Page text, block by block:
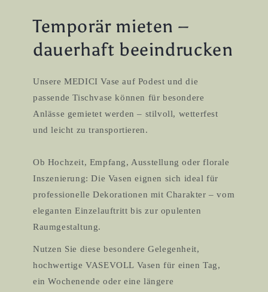
Temporär mieten –
dauerhaft beeindrucken
Unsere MEDICI Vase auf Podest und die
passende Tischvase können für besondere
Anlässe gemietet werden – stilvoll, wetterfest
und leicht zu transportieren.
Ob Hochzeit, Empfang, Ausstellung oder florale
Inszenierung: Die Vasen eignen sich ideal für
professionelle Dekorationen mit Charakter – vom
eleganten Einzelauftritt bis zur opulenten
Raumgestaltung.
Nutzen Sie diese besondere Gelegenheit,
hochwertige VASEVOLL Vasen für einen Tag,
ein Wochenende oder eine längere